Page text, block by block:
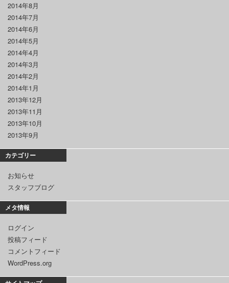
2014年8月
2014年7月
2014年6月
2014年5月
2014年4月
2014年3月
2014年2月
2014年1月
2013年12月
2013年11月
2013年10月
2013年9月
カテゴリー
お知らせ
スタッフブログ
メタ情報
ログイン
投稿フィード
コメントフィード
WordPress.org